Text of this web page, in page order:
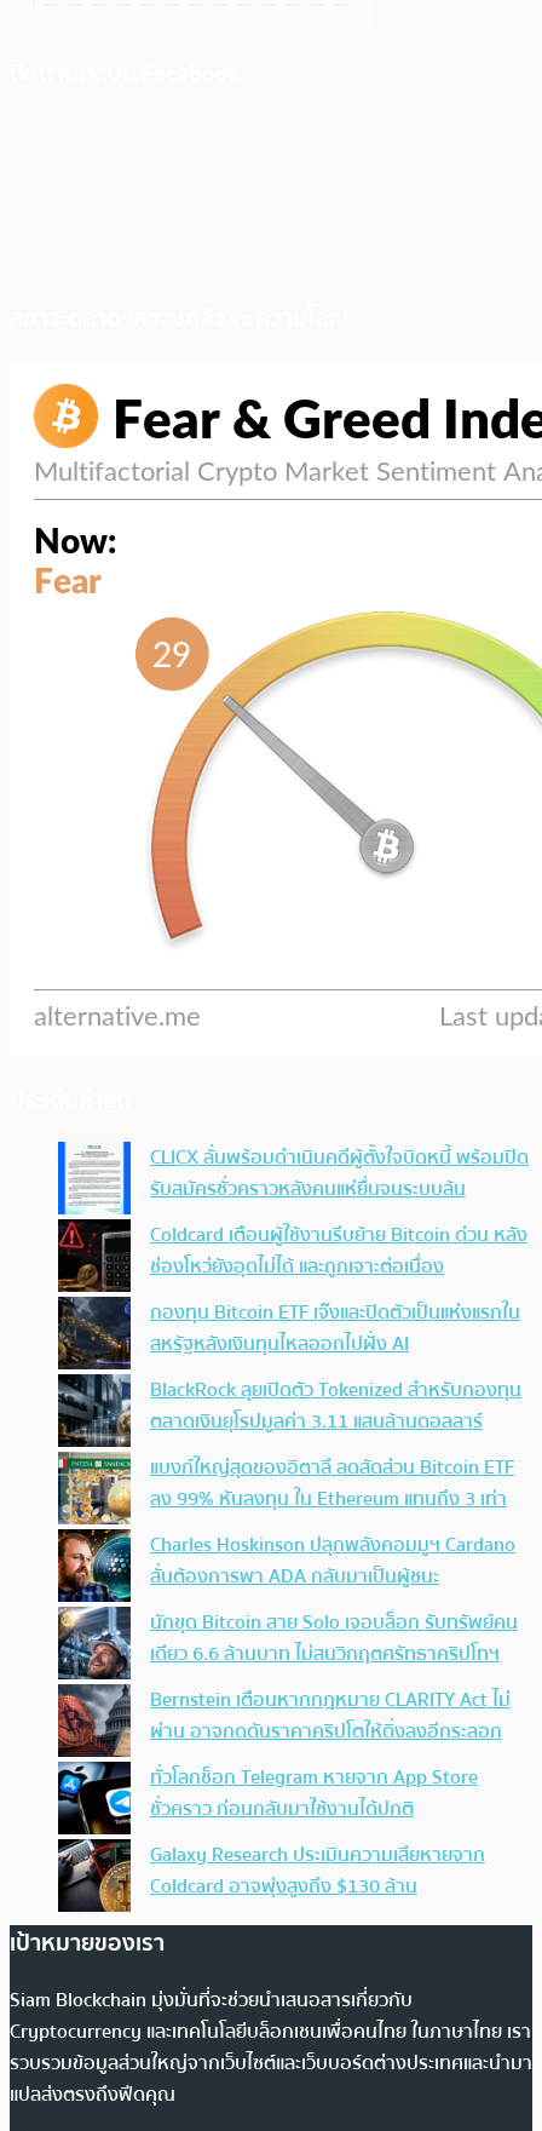
CLICX ลั่นพร้อมดำเนินคดีผู้ตั้งใจบิดหนี้ พร้อมปิด
รับสมัครชั่วคราวหลังคนแห่ยื่นจนระบบล้น
Coldcard เตือนผู้ใช้งานรีบย้าย Bitcoin ด่วน หลัง
ช่องโหว่ยังอุดไม่ได้ และถูกเจาะต่อเนื่อง
กองทุน Bitcoin ETF เจ๊งและปิดตัวเป็นแห่งแรกใน
สหรัฐหลังเงินทุนไหลออกไปฝั่ง AI
BlackRock ลุยเปิดตัว Tokenized สำหรับกองทุน
ตลาดเงินยุโรปมูลค่า 3.11 แสนล้านดอลลาร์
แบงก์ใหญ่สุดของอิตาลี ลดสัดส่วน Bitcoin ETF
ลง 99% หันลงทุน ใน Ethereum แทนถึง 3 เท่า
Charles Hoskinson ปลุกพลังคอมมูฯ Cardano
ลั่นต้องการพา ADA กลับมาเป็นผู้ชนะ
นักขุด Bitcoin สาย Solo เจอบล็อก รับทรัพย์คน
เดียว 6.6 ล้านบาท ไม่สนวิกฤตศรัทธาคริปโทฯ
Bernstein เตือนหากกฎหมาย CLARITY Act ไม่
ผ่าน อาจกดดันราคาคริปโตให้ดิ่งลงอีกระลอก
ทั่วโลกช็อก Telegram หายจาก App Store
ชั่วคราว ก่อนกลับมาใช้งานได้ปกติ
Galaxy Research ประเมินความเสียหายจาก
Coldcard อาจพุ่งสูงถึง $130 ล้าน
เป้าหมายของเรา
Siam Blockchain มุ่งมั่นที่จะช่วยนำเสนอสารเกี่ยวกับ
Cryptocurrency และเทคโนโลยีบล็อกเชนเพื่อคนไทย ในภาษาไทย เรา
รวบรวมข้อมูลส่วนใหญ่จากเว็บไซต์และเว็บบอร์ดต่างประเทศและนำมา
แปลส่งตรงถึงฟีดคุณ